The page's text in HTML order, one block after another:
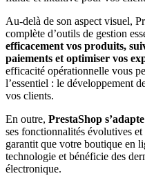
Au-delà de son aspect visuel,
complète d’outils de gestion
efficacement vos produits,
paiements et optimiser vos
efficacité opérationnelle vous
l’essentiel : le développement
vos clients.
En outre, PrestaShop
ses fonctionnalités évolutives
garantit que votre boutique en
technologie et bénéficie des
électronique.